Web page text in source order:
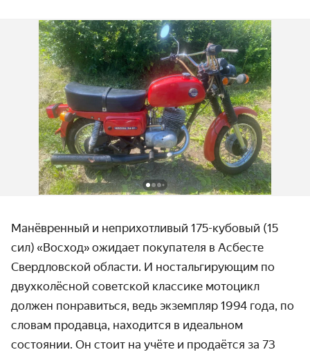
Манёвренный и неприхотливый 175-кубовый (15
сил) «Восход» ожидает покупателя в Асбесте
Свердловской области. И ностальгирующим по
двухколёсной советской классике мотоцикл
должен понравиться, ведь экземпляр 1994 года, по
словам продавца, находится в идеальном
состоянии. Он стоит на учёте и продаётся за 73